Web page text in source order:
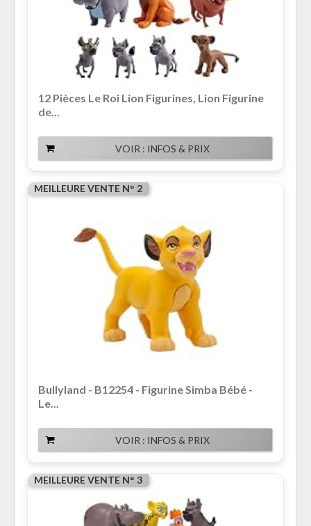
12 Pièces Le Roi Lion Figurines, Lion Figurine
de...
VOIR : INFOS & PRIX
MEILLEURE VENTE N° 2
Bullyland - B12254 - Figurine Simba Bébé -
Le...
VOIR : INFOS & PRIX
MEILLEURE VENTE N° 3